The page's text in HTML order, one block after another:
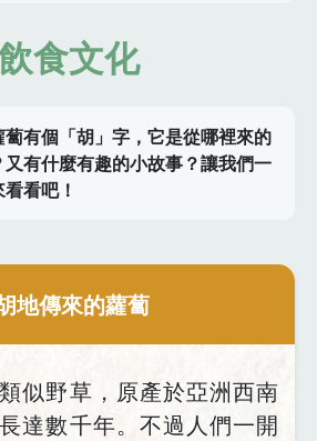
食文化
蔔有個「胡」字，它是從哪裡來的
又有什麼有趣的小故事？讓我們一
看吧！
地傳來的蘿蔔
似野草，原產於亞洲西南
達數千年。不過人們一開